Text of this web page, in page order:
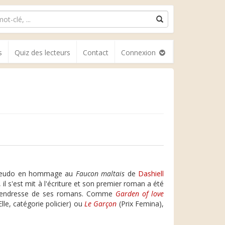
Quiz des lecteurs Contact Connexion
en hommage au Faucon maltais de Dashiell
il s'est mit à l'écriture et son premier roman a été
de ses romans. Comme Garden of love
catégorie policier) ouLe Garçon (Prix Femina),